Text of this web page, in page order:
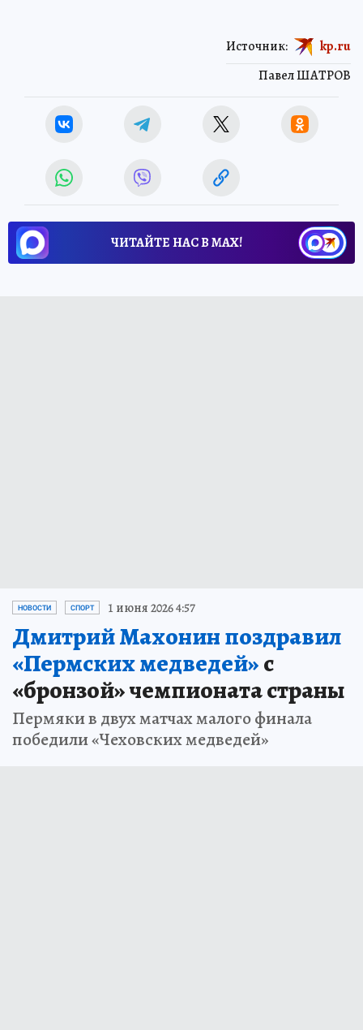
Павел ШАТРОВ
Источник: kp.ru
ЧИТАЙТЕ НАС В МАХ!
НОВОСТИ СПОРТ 1 июня 2026 4:57
Дмитрий Махонин поздравил
«Пермских медведей»с
«бронзой» чемпионата страны
Пермяки в двух матчах малого финала
победили «Чеховских медведей»